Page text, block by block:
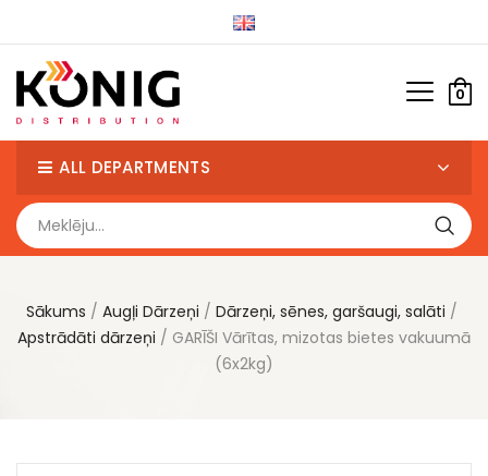
0
ALL DEPARTMENTS
Sākums Augļi Dārzeņi
Dārzeņi, sēnes, garšaugi, salāti
Apstrādāti dārzeņi
GARĪŠI Vārītas, mizotas bietes vakuumā
(6x2kg)